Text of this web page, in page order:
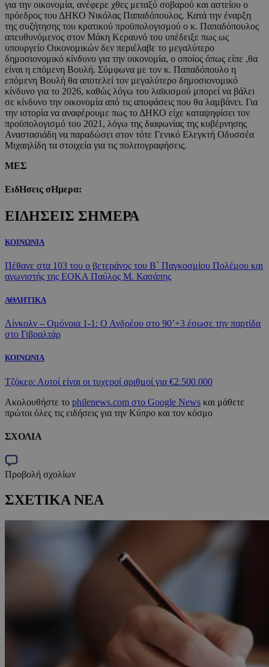
για την οικονομία, ανέφερε χθες μεταξύ σοβαρού και αστείου ο
πρόεδρος του ΔΗΚΟ Νικόλας Παπαδόπουλος. Κατά την έναρξη
της συζήτησης του κρατικού προϋπολογισμού ο κ. Παπαδόπουλος
απευθυνόμενος στον Μάκη Κεραυνό του υπέδειξε πως ως
υπουργείο Οικονομικών δεν περιέλαβε το μεγαλύτερο
δημοσιονομικό κίνδυνο για την οικονομία, ο οποίος όπως είπε ,θα
είναι η επόμενη Βουλή. Σύμφωνα με τον κ. Παπαδόπουλο η
επόμενη Βουλή θα αποτελεί τον μεγαλύτερο δημοσιονομικό
κίνδυνο για το 2026, καθώς λόγω του λαϊκισμού μπορεί να βάλει
σε κίνδυνο την οικονομία από τις αποφάσεις που θα λαμβάνει. Για
την ιστορία να αναφέρουμε πως το ΔΗΚΟ είχε καταψηφίσει τον
προϋπολογισμό του 2021, λόγω της διαφωνίας της κυβέρνησης
Αναστασιάδη να παραδώσει στον τότε Γενικό Ελεγκτή Οδυσσέα
Μιχαηλίδη τα στοιχεία για τις πολιτογραφήσεις.
ΜΕΣ
ΕιδΗσεις σΗμερα:
ΕΙΔΗΣΕΙΣ ΣΗΜΕΡΑ
ΚΟΙΝΩΝΙΑ
Πέθανε στα 103 του ο βετεράνος του Β΄ Παγκοσμίου Πολέμου και
αγωνιστής της ΕΟΚΑ Παύλος Μ. Κασάπης
ΑΘΛΗΤΙΚΑ
Λίνκολν – Ομόνοια 1-1: Ο Ανδρέου στο 90’+3 έσωσε την παρτίδα
στο Γιβραλτάρ
ΚΟΙΝΩΝΙΑ
Τζόκερ: Αυτοί είναι οι τυχεροί αριθμοί για €2.500.000
Ακολουθήστε το philenews.com στο Google News και μάθετε
πρώτοι όλες τις ειδήσεις για την Κύπρο και τον κόσμο
ΣΧΟΛΙΑ
Προβολή σχολίων
ΣΧΕΤΙΚΑ ΝΕΑ